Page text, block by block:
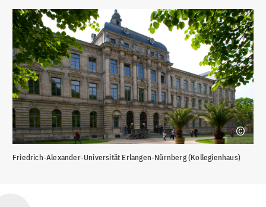
Friedrich-Alexander-Universität Erlangen-Nürnberg (Kollegienhaus)